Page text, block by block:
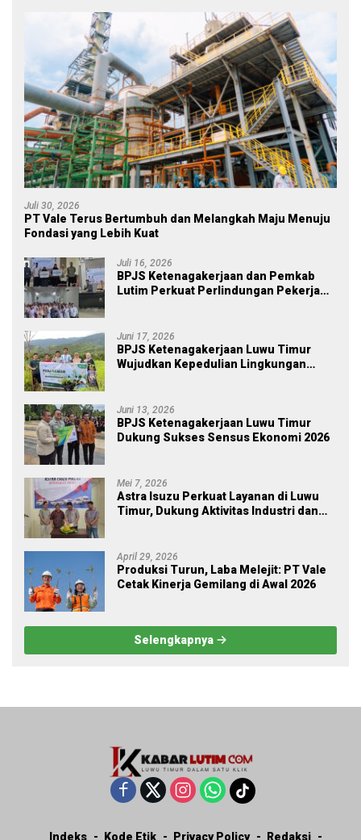
Juli 30, 2026
PT Vale Terus Bertumbuh dan Melangkah Maju Menuju
Fondasi yang Lebih Kuat
Juli 16, 2026
BPJS Ketenagakerjaan dan Pemkab
Lutim Perkuat Perlindungan Pekerja
Juni 17, 2026
BPJS Ketenagakerjaan Luwu Timur
Wujudkan Kepedulian Lingkungan
Juni 13, 2026
BPJS Ketenagakerjaan Luwu Timur
Dukung Sukses Sensus Ekonomi 2026
Mei 7, 2026
Astra Isuzu Perkuat Layanan di Luwu
Timur, Dukung Aktivitas Industri dan
April 29, 2026
Produksi Turun, Laba Melejit: PT Vale
Cetak Kinerja Gemilang di Awal 2026
Selengkapnya
Indeks Kode Etik Privacy Policy Redaksi